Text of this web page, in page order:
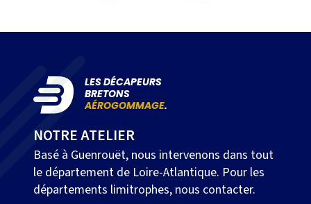
LES DÉCAPEURS
BRETONS
AÉROGOMMAGE.
NOTRE ATELIER
Basé à Guenrouët, nous intervenons dans tout
le département de Loire-Atlantique. Pour les
départements limitrophes, nous contacter.